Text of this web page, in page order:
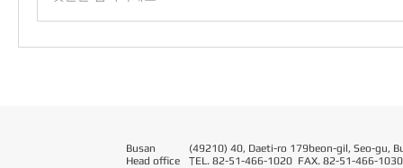
Busan
Head office
(49210) 40, Daeti-ro 179beon-gil, Seo-gu,
TEL. 82-51-466-1020 FAX. 82-51-466-1030